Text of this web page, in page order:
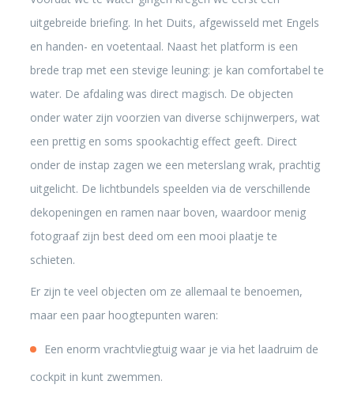
uitgebreide briefing. In het Duits, afgewisseld met Engels
en handen- en voetentaal. Naast het platform is een
brede trap met een stevige leuning: je kan comfortabel te
water. De afdaling was direct magisch. De objecten
onder water zijn voorzien van diverse schijnwerpers, wat
een prettig en soms spookachtig effect geeft. Direct
onder de instap zagen we een meterslang wrak, prachtig
uitgelicht. De lichtbundels speelden via de verschillende
dekopeningen en ramen naar boven, waardoor menig
fotograaf zijn best deed om een mooi plaatje te
schieten.
Er zijn te veel objecten om ze allemaal te benoemen,
maar een paar hoogtepunten waren:
Een enorm vrachtvliegtuig waar je via het laadruim de
cockpit in kunt zwemmen.